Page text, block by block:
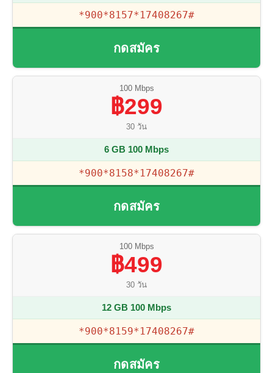
*900*8157*17408267#
กดสมัคร
100 Mbps
฿299
30 วัน
6 GB 100 Mbps
*900*8158*17408267#
กดสมัคร
100 Mbps
฿499
30 วัน
12 GB 100 Mbps
*900*8159*17408267#
กดสมัคร